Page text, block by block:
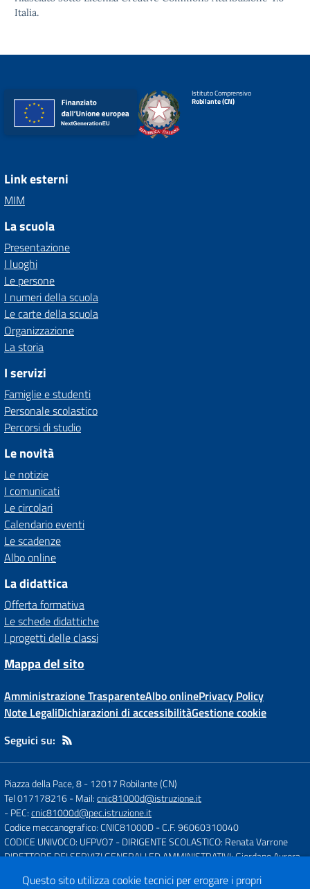
Italia.
Istituto Comprensivo
Robilante (CN)
Link esterni
MIM
La scuola
Presentazione
I luoghi
Le persone
I numeri della scuola
Le carte della scuola
Organizzazione
La storia
I servizi
Famiglie e studenti
Personale scolastico
Percorsi di studio
Le novità
Le notizie
I comunicati
Le circolari
Calendario eventi
Le scadenze
Albo online
La didattica
Offerta formativa
Le schede didattiche
I progetti delle classi
Mappa del sito
Amministrazione TrasparenteAlbo onlinePrivacy Policy
Note LegaliDichiarazioni di accessibilitàGestione cookie
Seguici su:
Piazza della Pace, 8-12017 Robilante (CN)
Tel 017178216- Mail:cnic81000d@istruzione.it
- PEC:cnic81000d@pec.istruzione.it
Codice meccanografico: CNIC81000D- C.F. 96060310040
CODICE UNIVOCO: UFPVO7 - DIRIGENTE SCOLASTICO: Renata Varrone
DIRETTORE DEI SERVIZI GENERALI ED AMMINISTRATIVI: Giordano Aurora
Questo sito utilizza cookie tecnici per erogare i propri